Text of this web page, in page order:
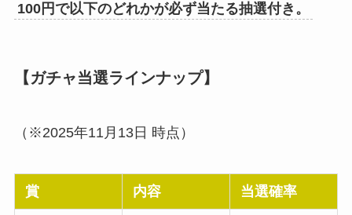
100円で以下のどれかが必ず当たる抽選付き。
【ガチャ当選ラインナップ】
（※2025年11月13日 時点）
賞 内容 当選確率